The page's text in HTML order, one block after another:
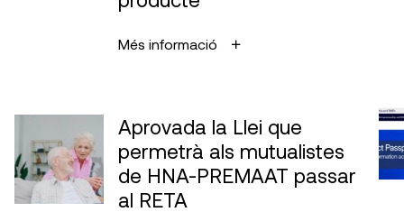
Més informació
Aprovada la Llei que
permetrà als mutualistes
de HNA-PREMAAT passar
al RETA